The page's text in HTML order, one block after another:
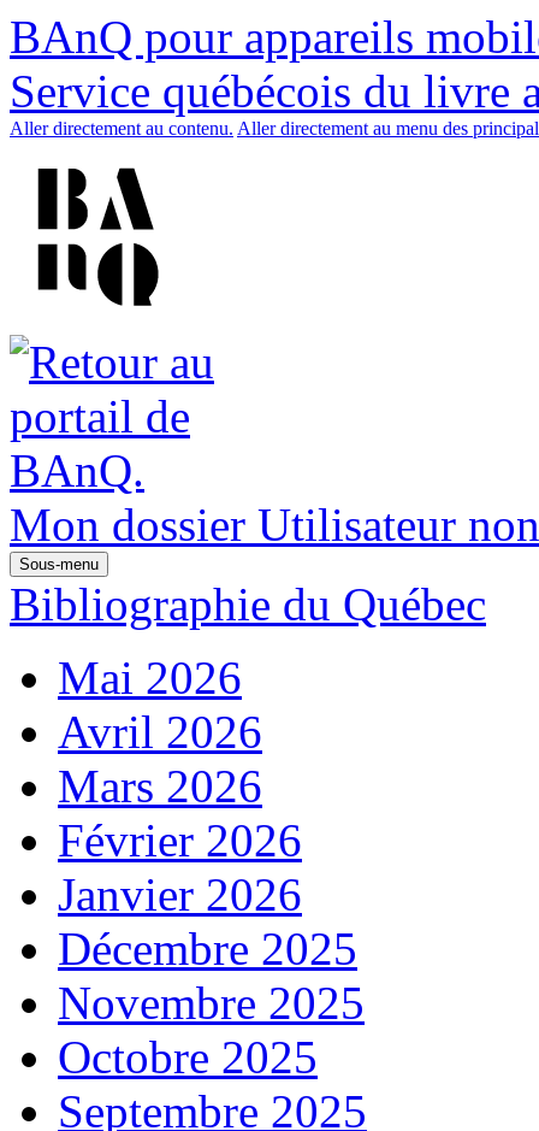
BAnQ pour appareils
Service québécois du livre
Aller directement au contenu. Aller directement au menu des
Mon dossier Utilisateur
Sous-menu
Bibliographie du Québec
Mai 2026
Avril 2026
Mars 2026
Février 2026
Janvier 2026
Décembre 2025
Novembre 2025
Octobre 2025
Septembre 2025